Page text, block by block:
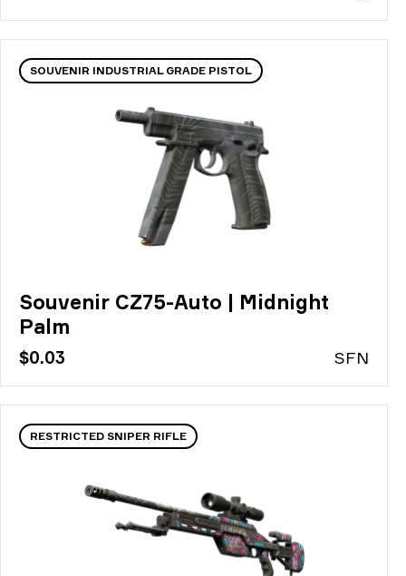
SOUVENIR INDUSTRIAL GRADE PISTOL
Souvenir CZ75-Auto | Midnight
Palm
$0.03 SFN
RESTRICTED SNIPER RIFLE